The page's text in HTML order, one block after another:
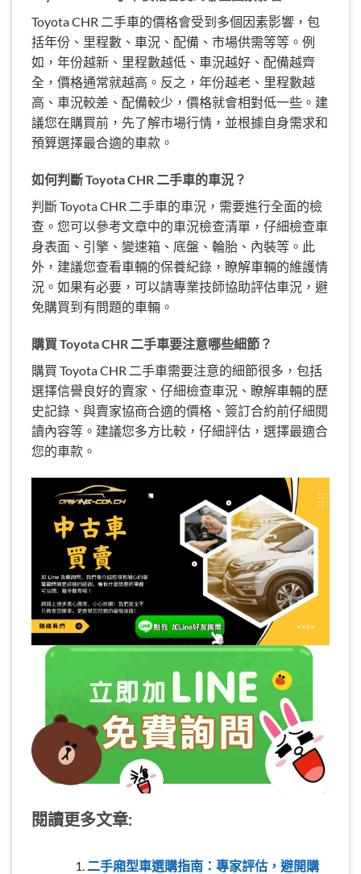
Toyota CHR 二手車的價格會受到多個因素影響，包
括年份、里程數、車況、配備、市場供需等等。例
如，年份越新、里程數越低、車況越好、配備越齊
全，價格通常就越高。反之，年份越老、里程數越
高、車況較差、配備較少，價格就會相對低一些。建
議您在購買前，先了解市場行情，並根據自身需求和
預算選擇最合適的車款。
如何判斷 Toyota CHR 二手車的車況？
判斷 Toyota CHR 二手車的車況，需要進行全面的檢
查。您可以參考文章中的車況檢查清單，仔細檢查車
身表面、引擎、變速箱、底盤、輪胎、內裝等。此
外，建議您查看車輛的保養紀錄，瞭解車輛的維護情
況。如果有必要，可以請專業技師協助評估車況，避
免購買到有問題的車輛。
購買 Toyota CHR 二手車要注意哪些細節？
購買 Toyota CHR 二手車需要注意的細節很多，包括
選擇信譽良好的賣家、仔細檢查車況、瞭解車輛的歷
史記錄、與賣家協商合適的價格、簽訂合約前仔細閱
讀內容等。建議您多方比較，仔細評估，選擇最適合
您的車款。
閱讀更多文章:
二手廂型車選購指南：專家評估，避開購